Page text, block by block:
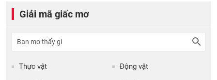
Giải mã giấc mơ
Thực vật Động vật